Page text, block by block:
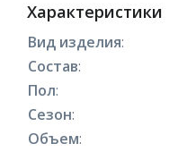
Характеристики
Вид изделия:
Состав:
Пол:
Сезон:
Объем: